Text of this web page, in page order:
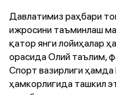
Давлатимиз раҳбари
ижросини таъминлаш
қатор янги лойиҳалар
орасида Олий таълим,
Спорт вазирлиги
ҳамкорлигида ташкил